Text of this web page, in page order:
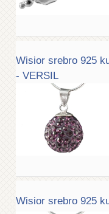
Wisior srebro 925
- VERSIL
Wisior srebro 925